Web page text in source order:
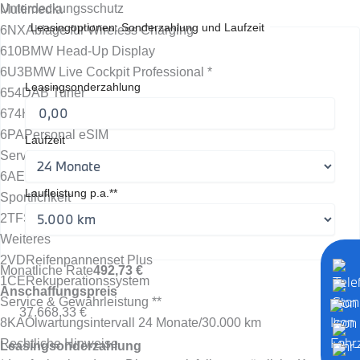
Multimedia
6NXAblage für Wireless Charging
610BMW Head-Up Display
6U3 BMW Live Cockpit Professional *
654DAB Tuner
674HiFi-Lautsprechersystem Harman Kardon
6PAPersonal eSIM
Services & Apps
6AE
Sportlichkeit
2TFSteptronic Getriebe mit Doppelkupplung
Weiteres
2VD Reifenpannenset Plus
1CE Rekuperationssystem
Service & Gewährleistung **
8KAÖlwartungsintervall 24 Monate/30.000 km
Rechtliche Hinweise
Unterdeckungsschutz
Leasingoptionen: Sonderzahlung und Laufzeit
Leasingsonderzahlung
Laufzeit
Laufleistung p.a.**
Monatliche Rate492,73 €
Anschaffungspreis
37.668,33 €
Leasingsonderzahlung